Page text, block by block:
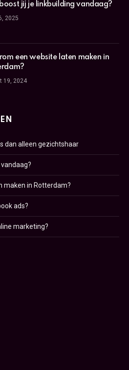
jij je linkbuilding vandaag?
2025
een website laten maken in
19, 2024
dan alleen gezichtshaar
maken in Rotterdam?
ads?
marketing?